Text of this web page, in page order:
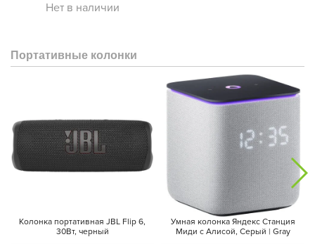
Нет в наличии
Портативные колонки
Колонка портативная JBL Flip 6,
30Вт, черный
Умная колонка Яндекс Станция
Миди с Алисой, Cерый | Gray